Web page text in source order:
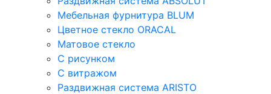
Мебельная фурнитура BLUM
Цветное стекло ORACAL
Матовое стекло
C рисунком
C витражом
Раздвижная система ARISTO